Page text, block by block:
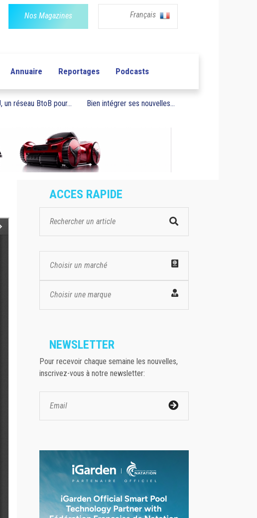
Nos Magazines Français
Annuaire Reportages Podcasts
un réseau BtoB pour... Bien intégrer ses nouvelles...
ACCES RAPIDE
Choisir un marché
Choisir une marque
NEWSLETTER
Pour recevoir chaque semaine les nouvelles,
inscrivez-vous à notre newsletter: